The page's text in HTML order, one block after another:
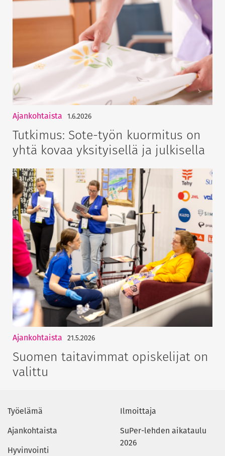
Ajankohtaista 1.6.2026
Tutkimus: Sote-työn kuormitus on
yhtä kovaa yksityisellä ja julkisella
Ajankohtaista 21.5.2026
Suomen taitavimmat opiskelijat on
valittu
Työelämä
Ajankohtaista
Hyvinvointi
Ilmoittaja
SuPer-lehden aikataulu
2026